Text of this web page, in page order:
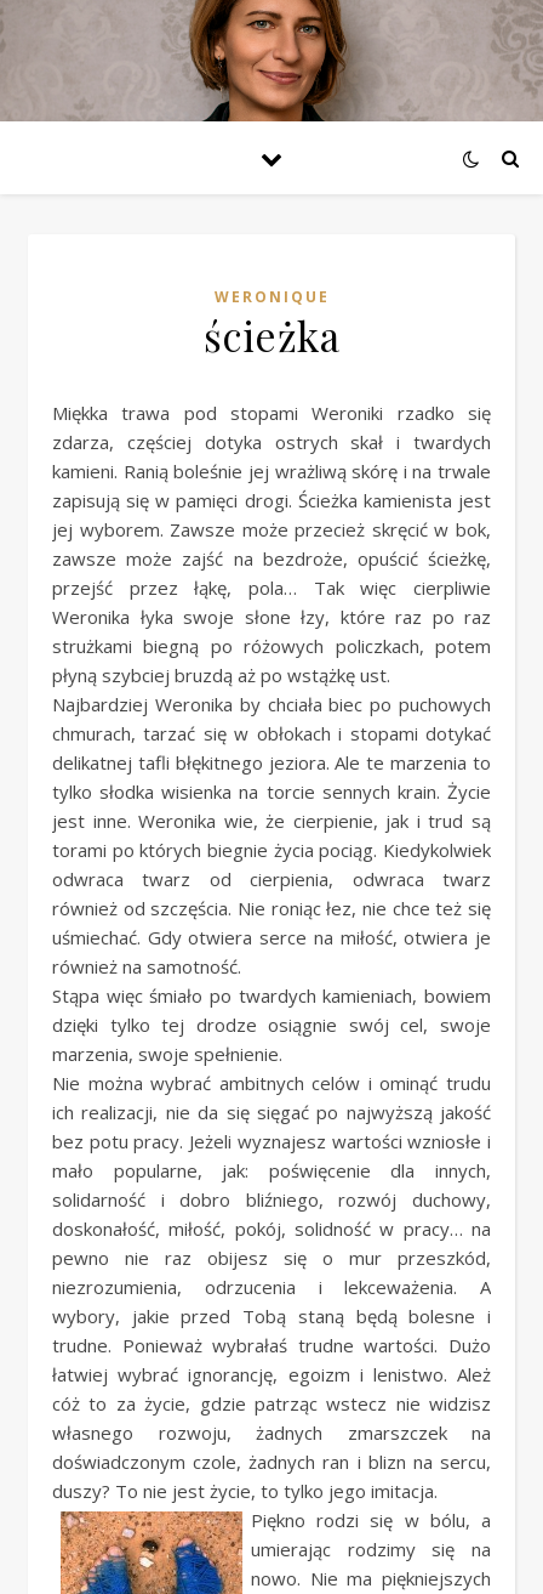
WERONIQUE
ścieżka
Miękka trawa pod stopami Weroniki rzadko się
zdarza, częściej dotyka ostrych skał i twardych
kamieni. Ranią boleśnie jej wrażliwą skórę i na trwale
zapisują się w pamięci drogi. Ścieżka kamienista jest
jej wyborem. Zawsze może przecież skręcić w bok,
zawsze może zajść na bezdroże, opuścić ścieżkę,
przejść przez łąkę, pola… Tak więc cierpliwie
Weronika łyka swoje słone łzy, które raz po raz
strużkami biegną po różowych policzkach, potem
płyną szybciej bruzdą aż po wstążkę ust.
Najbardziej Weronika by chciała biec po puchowych
chmurach, tarzać się w obłokach i stopami dotykać
delikatnej tafli błękitnego jeziora. Ale te marzenia to
tylko słodka wisienka na torcie sennych krain. Życie
jest inne. Weronika wie, że cierpienie, jak i trud są
torami po których biegnie życia pociąg. Kiedykolwiek
odwraca twarz od cierpienia, odwraca twarz
również od szczęścia. Nie roniąc łez, nie chce też się
uśmiechać. Gdy otwiera serce na miłość, otwiera je
również na samotność.
Stąpa więc śmiało po twardych kamieniach, bowiem
dzięki tylko tej drodze osiągnie swój cel, swoje
marzenia, swoje spełnienie.
Nie można wybrać ambitnych celów i ominąć trudu
ich realizacji, nie da się sięgać po najwyższą jakość
bez potu pracy. Jeżeli wyznajesz wartości wzniosłe i
mało popularne, jak: poświęcenie dla innych,
solidarność i dobro bliźniego, rozwój duchowy,
doskonałość, miłość, pokój, solidność w pracy… na
pewno nie raz obijesz się o mur przeszkód,
niezrozumienia, odrzucenia i lekceważenia. A
wybory, jakie przed Tobą staną będą bolesne i
trudne. Ponieważ wybrałaś trudne wartości. Dużo
łatwiej wybrać ignorancję, egoizm i lenistwo. Ależ
cóż to za życie, gdzie patrząc wstecz nie widzisz
własnego rozwoju, żadnych zmarszczek na
doświadczonym czole, żadnych ran i blizn na sercu,
duszy? To nie jest życie, to tylko jego imitacja.
Piękno rodzi się w bólu, a
umierając rodzimy się na
nowo. Nie ma piękniejszych